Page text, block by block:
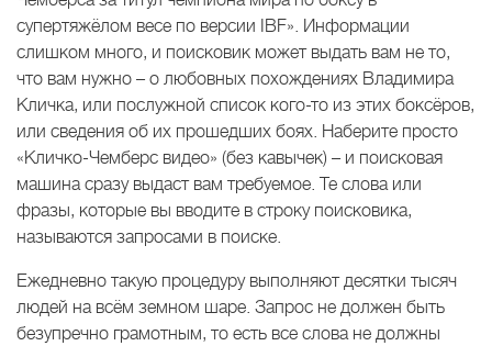
супертяжёлом весе по версии IBF». Информации
слишком много, и поисковик может выдать вам не то,
что вам нужно – о любовных похождениях Владимира
Кличка, или послужной список кого-то из этих боксёров,
или сведения об их прошедших боях. Наберите просто
«Кличко-Чемберс видео» (без кавычек) – и поисковая
машина сразу выдаст вам требуемое. Те слова или
фразы, которые вы вводите в строку поисковика,
называются запросами в поиске.
Ежедневно такую процедуру выполняют десятки тысяч
людей на всём земном шаре. Запрос не должен быть
безупречно грамотным, то есть все слова не должны